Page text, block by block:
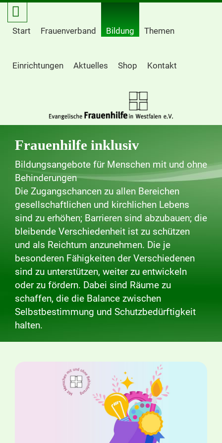
Start Frauenverband Bildung Themen
Einrichtungen Aktuelles Shop Kontakt
Frauenhilfe inklusiv
Bildungsangebote für Menschen mit und ohne
Behinderungen
Die Zugangschancen zu allen Bereichen
gesellschaftlichen und kirchlichen Lebens
sind zu erhöhen; Barrieren sind abzubauen; die
bleibende Verschiedenheit ist zu schützen
und als Reichtum anzunehmen. Die je
besonderen Fähigkeiten der Verschiedenen
sind zu unterstützen, weiter zu entwickeln
oder zu fördern. Dabei sind Räume zu
schaffen, die die Balance zwischen
Selbstbestimmung und Schutzbedürftigkeit
halten.